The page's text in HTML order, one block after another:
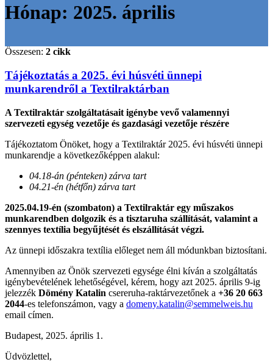
Hónap: 2025. április
Összesen: 2 cikk
Tájékoztatás a 2025. évi húsvéti ünnepi
munkarendről a Textilraktárban
A Textilraktár szolgáltatásait igénybe vevő valamennyi
szervezeti egység vezetője és gazdasági vezetője részére
Tájékoztatom Önöket, hogy a Textilraktár 2025. évi húsvéti ünnepi
munkarendje a következőképpen alakul:
04.18-án (pénteken) zárva tart
04.21-én (hétfőn) zárva tart
2025.04.19-én (szombaton) a Textilraktár egy műszakos
munkarendben dolgozik és a tisztaruha szállítását, valamint a
szennyes textília begyűjtését és elszállítását végzi.
Az ünnepi időszakra textília előleget nem áll módunkban biztosítani.
Amennyiben az Önök szervezeti egysége élni kíván a szolgáltatás
igénybevételének lehetőségével, kérem, hogy azt 2025. április 9-ig
jelezzék Dömény Katalin csereruha-raktárvezetőnek a +36 20 663
2044-es telefonszámon, vagy a domeny.katalin@semmelweis.hu
email címen.
Budapest, 2025. április 1.
Üdvözlettel,